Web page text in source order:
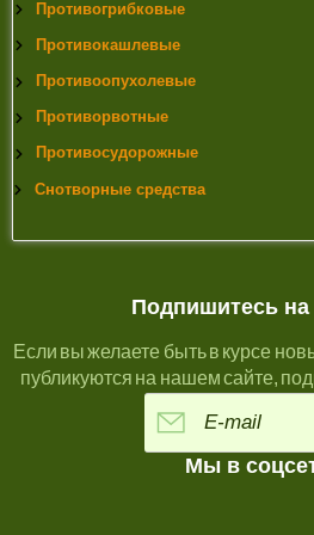
15)«Do Acetaldehyde and
2015.
Противогрибковые
Противокашлевые
Противоопухолевые
Противорвотные
Противосудорожные
Снотворные средства
Подпишитесь на
Если вы желаете быть в курсе
публикуются на нашем сайте,
Мы в